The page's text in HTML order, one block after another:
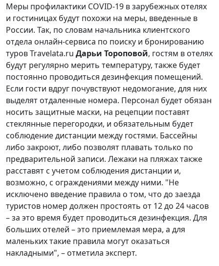
Меры профилактики COVID-19 в зарубежных отелях
и гостиницах будут похожи на меры, введенные в
России. Так, по словам начальника клиентского
отдела онлайн-сервиса по поиску и бронированию
туров Travelata.ru Дарьи Тороповой, гостям в отелях
будут регулярно мерить температуру, также будет
постоянно проводиться дезинфекция помещений.
Если гости вдруг почувствуют недомогание, для них
выделят отдаленные номера. Персонал будет обязан
носить защитные маски, на рецепции поставят
стеклянные перегородки, и обязательным будет
соблюдение дистанции между гостями. Бассейны
либо закроют, либо позволят плавать только по
предварительной записи. Лежаки на пляжах также
расставят с учетом соблюдения дистанции и,
возможно, с ограждениями между ними. "Не
исключено введение правила о том, что до заезда
туристов номер должен простоять от 12 до 24 часов
– за это время будет проводиться дезинфекция. Для
больших отелей – это приемлемая мера, а для
маленьких такие правила могут оказаться
накладными", – отметила эксперт.